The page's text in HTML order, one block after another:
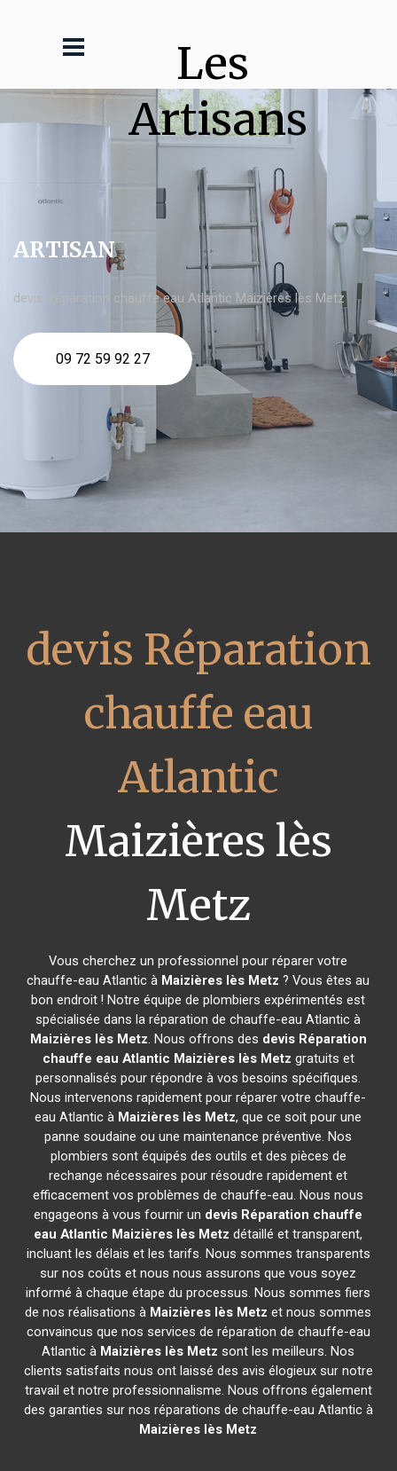
Les
Artisans
ARTISAN
devis Réparation chauffe eau Atlantic Maizières lès Metz
09 72 59 92 27
devis Réparation
chauffe eau
Atlantic
Maizières lès
Metz
Vous cherchez un professionnel pour réparer votre
chauffe-eau Atlantic à Maizières lès Metz ? Vous êtes au
bon endroit ! Notre équipe de plombiers expérimentés est
spécialisée dans la réparation de chauffe-eau Atlantic à
Maizières lès Metz. Nous offrons des devis Réparation
chauffe eau Atlantic Maizières lès Metz gratuits et
personnalisés pour répondre à vos besoins spécifiques.
Nous intervenons rapidement pour réparer votre chauffe-
eau Atlantic à Maizières lès Metz, que ce soit pour une
panne soudaine ou une maintenance préventive. Nos
plombiers sont équipés des outils et des pièces de
rechange nécessaires pour résoudre rapidement et
efficacement vos problèmes de chauffe-eau. Nous nous
engageons à vous fournir un devis Réparation chauffe
eau Atlantic Maizières lès Metz détaillé et transparent,
incluant les délais et les tarifs. Nous sommes transparents
sur nos coûts et nous nous assurons que vous soyez
informé à chaque étape du processus. Nous sommes fiers
de nos réalisations à Maizières lès Metz et nous sommes
convaincus que nos services de réparation de chauffe-eau
Atlantic à Maizières lès Metz sont les meilleurs. Nos
clients satisfaits nous ont laissé des avis élogieux sur notre
travail et notre professionnalisme. Nous offrons également
des garanties sur nos réparations de chauffe-eau Atlantic à
Maizières lès Metz